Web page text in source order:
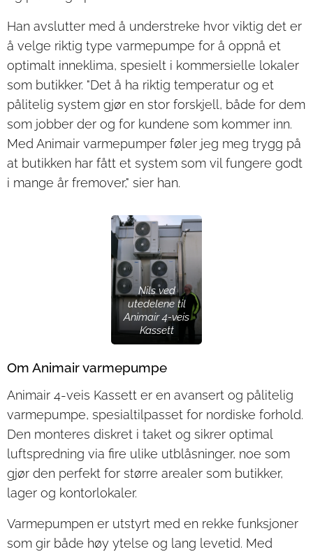
Han avslutter med å understreke hvor viktig det er
å velge riktig type varmepumpe for å oppnå et
optimalt inneklima, spesielt i kommersielle lokaler
som butikker. "Det å ha riktig temperatur og et
pålitelig system gjør en stor forskjell, både for dem
som jobber der og for kundene som kommer inn.
Med Animair varmepumper føler jeg meg trygg på
at butikken har fått et system som vil fungere godt
i mange år fremover," sier han.
Nils ved
utedelene til
Animair 4-veis
Kassett
Om Animair varmepumpe
Animair 4-veis Kassett er en avansert og pålitelig
varmepumpe, spesialtilpasset for nordiske forhold.
Den monteres diskret i taket og sikrer optimal
luftspredning via fire ulike utblåsninger, noe som
gjør den perfekt for større arealer som butikker,
lager og kontorlokaler.
Varmepumpen er utstyrt med en rekke funksjoner
som gir både høy ytelse og lang levetid. Med